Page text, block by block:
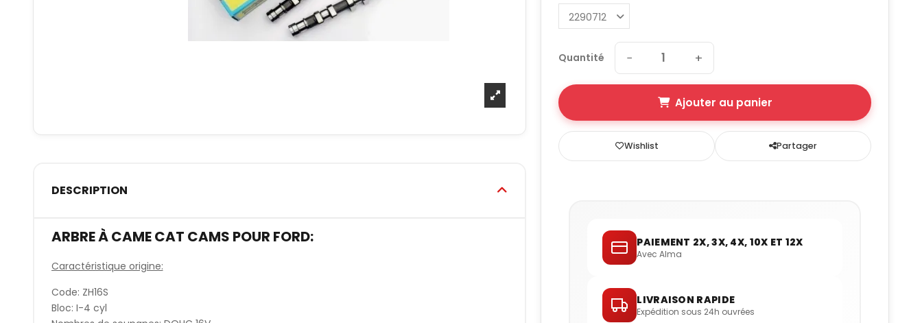
DESCRIPTION
ARBRE À CAME CAT CAMS POUR FORD:
Caractéristique origine:
Code: ZH16S
Bloc: I-4 cyl
Quantité − +
Ajouter au panier
Wishlist Partager
PAIEMENT 2X, 3X, 4X, 10X ET 12X
Avec Alma
LIVRAISON RAPIDE
Expédition sous 24h ouvrées